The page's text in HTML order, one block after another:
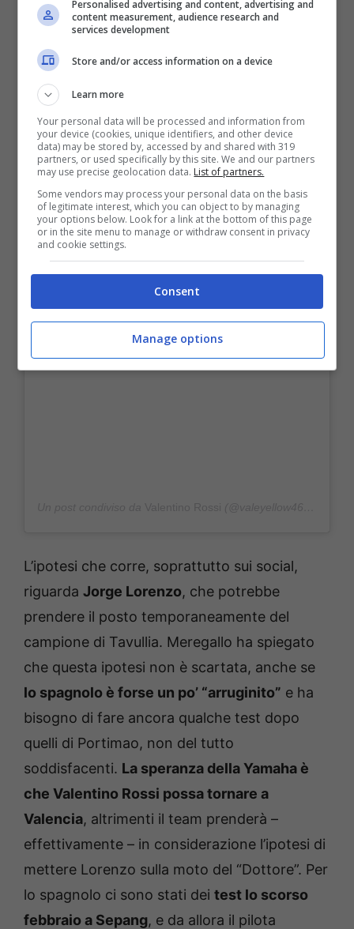
Le Mans circuit,France Saturday,official practice ????
@falex79 @gigisoldano
L’ipotesi che corre, soprattutto sui social,
riguarda Jorge Lorenzo, che potrebbe
prendere il posto temporaneamente del
campione di Tavullia. Meregallo ha spiegato
che questa ipotesi non è scartata, anche se
lo spagnolo è forse un po’ “arruginito” e ha
bisogno di fare ancora qualche test dopo
quelli di Portimao, non del tutto
soddisfacenti. La speranza della Yamaha è
che Valentino Rossi possa tornare a
Valencia, altrimenti il team prenderà –
effettivamente – in considerazione l’ipotesi di
mettere Lorenzo sulla moto del “Dottore”. Per
lo spagnolo ci sono stati dei test lo scorso
febbraio a Sepang, e da allora il pilota
Personalised advertising and content, advertising and
content measurement, audience research and
services development
Store and/or access information on a device
Learn more
Your personal data will be processed and information from
your device (cookies, unique identifiers, and other device
data) may be stored by, accessed by and shared with 319
partners, or used specifically by this site. We and our partners
may use precise geolocation data. List of partners.
Some vendors may process your personal data on the basis
of legitimate interest, which you can object to by managing
your options below. Look for a link at the bottom of this page
or in the site menu to manage or withdraw consent in privacy
and cookie settings.
Consent
Manage options